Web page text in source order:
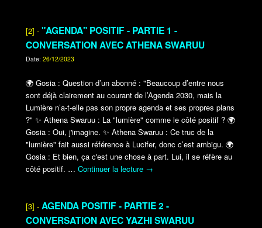
[2] -"AGENDA" POSITIF - PARTIE 1 -
CONVERSATION AVEC ATHENA SWARUU
Date:26/12/2023
🌍 Gosia : Question d’un abonné : "Beaucoup d’entre nous
sont déjà clairement au courant de l’Agenda 2030, mais la
Lumière n’a-t-elle pas son propre agenda et ses propres plans
?"✨ Athena Swaruu : La "lumière" comme le côté positif ?🌍
Gosia : Oui, j'imagine.✨ Athena Swaruu : Ce truc de la
"lumière" fait aussi référence à Lucifer, donc c’est ambigu.🌍
Gosia : Et bien, ça c'est une chose à part. Lui, il se réfère au
côté positif. …Continuer la lecture →
[3] -AGENDA POSITIF - PARTIE 2 -
CONVERSATION AVEC YAZHI SWARUU